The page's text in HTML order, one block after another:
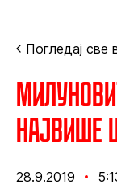
Погледај све
највише
28.9.2019